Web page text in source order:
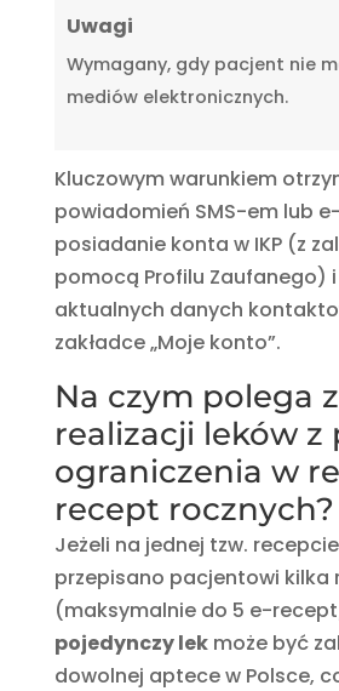
Uwagi
Wymagany, gdy pacjent nie
mediów elektronicznych.
Kluczowym warunkiem
powiadomień SMS-em lub
posiadanie konta w IKP (z
pomocą Profilu Zaufanego) i
aktualnych danych
zakładce „Moje konto”.
Na czym polega
realizacji leków z
ograniczenia w
recept rocznych?
Jeżeli na jednej tzw.
przepisano pacjentowi kilka
(maksymalnie do 5 e-
pojedynczy lekmoże być
dowolnej aptece w Polsce,